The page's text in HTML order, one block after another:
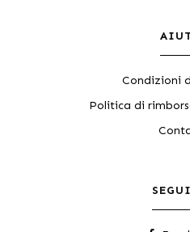
Condizioni
Politica di